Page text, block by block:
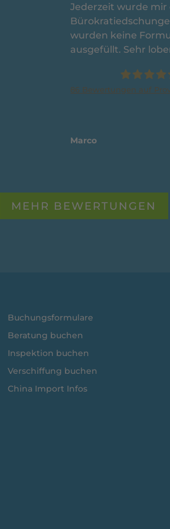
Jederzeit wurde mir
wurden keine
ausgefüllt. Sehr
86 Bewertungen auf
Marco
MEHR BEWERTUNGEN
Buchungsformulare
Beratung buchen
Inspektion buchen
Verschiffung buchen
China Import Infos